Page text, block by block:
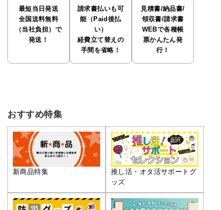
最短当日発送
全国送料無料
（当社負担）で
発送！
請求書払いも可
能（Paid後払
い）
経費立て替えの
手間を省略！
見積書/納品書/
領収書/請求書
WEBで各種帳
票かんたん発
行！
おすすめ特集
新商品特集
推し活・オタ活サポートグ
ッズ